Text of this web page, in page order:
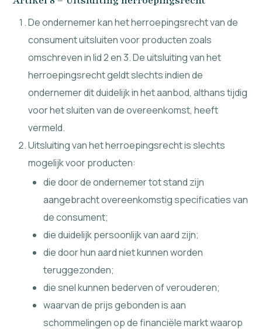
De ondernemer kan het herroepingsrecht van de
consument uitsluiten voor producten zoals
omschreven in lid 2 en 3. De uitsluiting van het
herroepingsrecht geldt slechts indien de
ondernemer dit duidelijk in het aanbod, althans tijdig
voor het sluiten van de overeenkomst, heeft
vermeld.
Uitsluiting van het herroepingsrecht is slechts
mogelijk voor producten:
die door de ondernemer tot stand zijn
aangebracht overeenkomstig specificaties van
de consument;
die duidelijk persoonlijk van aard zijn;
die door hun aard niet kunnen worden
teruggezonden;
die snel kunnen bederven of verouderen;
waarvan de prijs gebonden is aan
schommelingen op de financiële markt waarop